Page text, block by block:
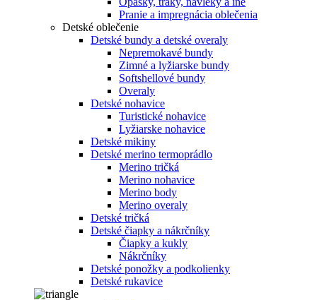
Pranie a impregnácia oblečenia
Detské oblečenie
Detské bundy a detské overaly
Nepremokavé bundy
Zimné a lyžiarske bundy
Softshellové bundy
Overaly
Detské nohavice
Turistické nohavice
Lyžiarske nohavice
Detské mikiny
Detské merino termoprádlo
Merino tričká
Merino nohavice
Merino body
Merino overaly
Detské tričká
Detské čiapky a nákrčníky
Čiapky a kukly
Nákrčníky
Detské ponožky a podkolienky
Detské rukavice